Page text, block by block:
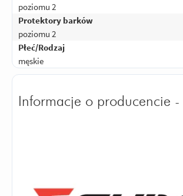
poziomu 2
Protektory barków
poziomu 2
Płeć/Rodzaj
męskie
Informacje o producencie -